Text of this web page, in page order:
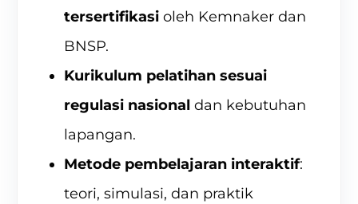
tersertifikasioleh Kemnaker dan
BNSP.
Kurikulum pelatihan sesuai
regulasi nasional dan kebutuhan
lapangan.
Metode pembelajaran interaktif:
teori, simulasi, dan praktik